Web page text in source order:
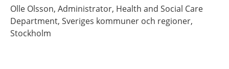
Olle Olsson, Administrator, Health and Social Care
Department, Sveriges kommuner och regioner,
Stockholm